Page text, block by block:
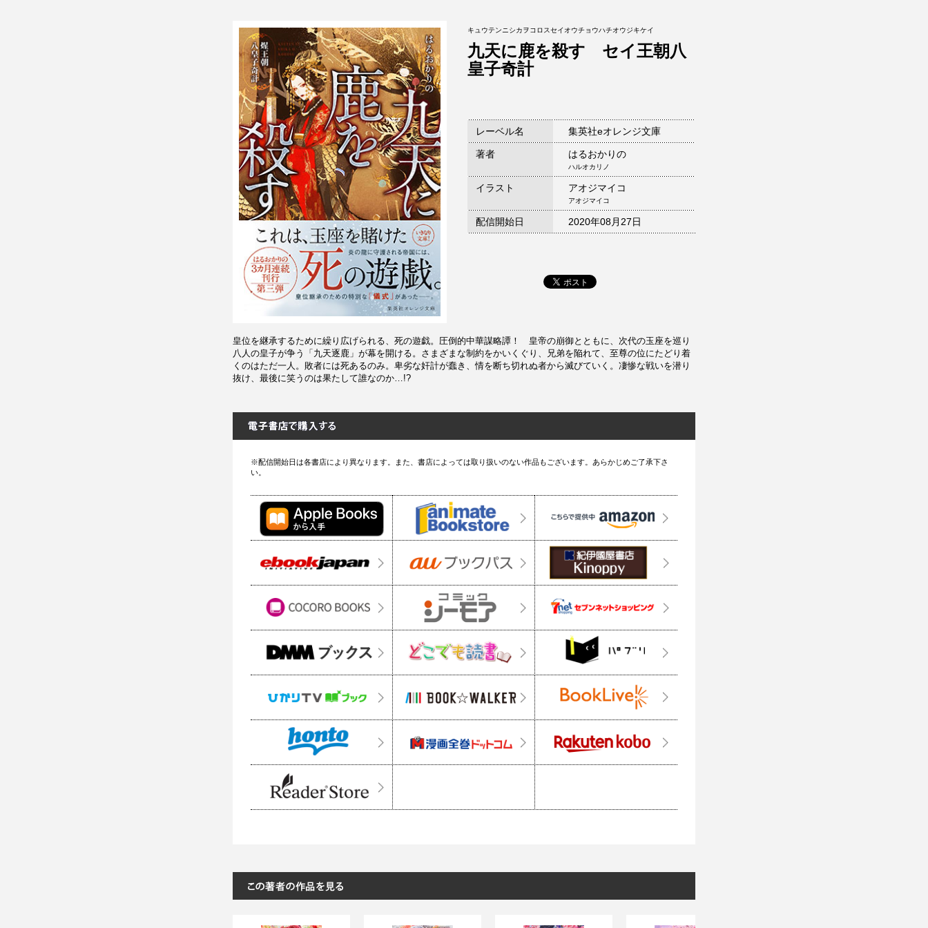
キュウテンニシカヲコロスセイオウチョウハチオウジキケイ
九天に鹿を殺す セイ王朝八
皇子奇計
レーベル名 集英社eオレンジ文庫
著者 はるおかりの
ハルオカリノ
イラスト アオジマイコ
アオジマイコ
配信開始日 2020年08月27日
皇位を継承するために繰り広げられる、死の遊戯。圧倒的中華謀略譚！ 皇帝の崩御とともに、次代の玉座を巡り
八人の皇子が争う「九天逐鹿」が幕を開ける。さまざまな制約をかいくぐり、兄弟を陥れて、至尊の位にたどり着
くのはただ一人。敗者には死あるのみ。卑劣な奸計が蠢き、情を断ち切れぬ者から滅びていく。凄惨な戦いを潜り
抜け、最後に笑うのは果たして誰なのか…!?
※配信開始日は各書店により異なります。また、書店によっては取り扱いのない作品もございます。あらかじめご了承下さ
い。